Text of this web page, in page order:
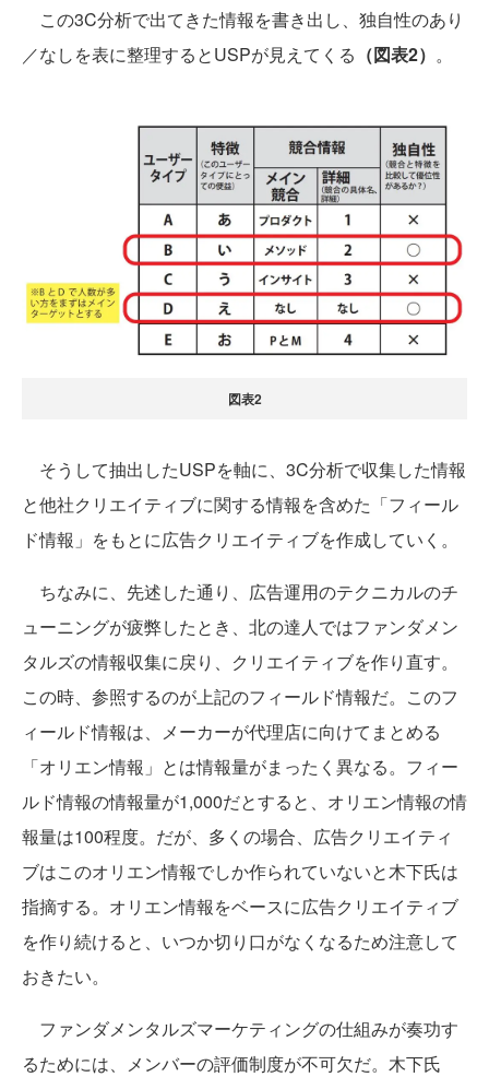
この3C分析で出てきた情報を書き出し、独自性のあり
／なしを表に整理するとUSPが見えてくる （図表2） 。
図表2
そうして抽出したUSPを軸に、3C分析で収集した情報
と他社クリエイティブに関する情報を含めた「フィール
ド情報」をもとに広告クリエイティブを作成していく。
ちなみに、先述した通り、広告運用のテクニカルのチ
ューニングが疲弊したとき、北の達人ではファンダメン
タルズの情報収集に戻り、クリエイティブを作り直す。
この時、参照するのが上記のフィールド情報だ。このフ
ィールド情報は、メーカーが代理店に向けてまとめる
「オリエン情報」とは情報量がまったく異なる。フィー
ルド情報の情報量が1,000だとすると、オリエン情報の情
報量は100程度。だが、多くの場合、広告クリエイティ
ブはこのオリエン情報でしか作られていないと木下氏は
指摘する。オリエン情報をベースに広告クリエイティブ
を作り続けると、いつか切り口がなくなるため注意して
おきたい。
ファンダメンタルズマーケティングの仕組みが奏功す
るためには、メンバーの評価制度が不可欠だ。木下氏